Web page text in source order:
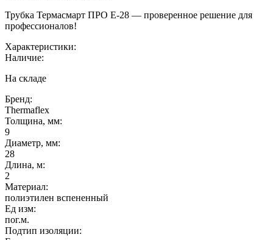
Трубка Термасмарт ПРО E-28 — проверенное решение для
профессионалов!
Характеристики:
Наличие:
На складе
Бренд:
Thermaflex
Толщина, мм:
9
Диаметр, мм:
28
Длина, м:
2
Материал:
полиэтилен вспененный
Ед изм:
пог.м.
Подтип изоляции: